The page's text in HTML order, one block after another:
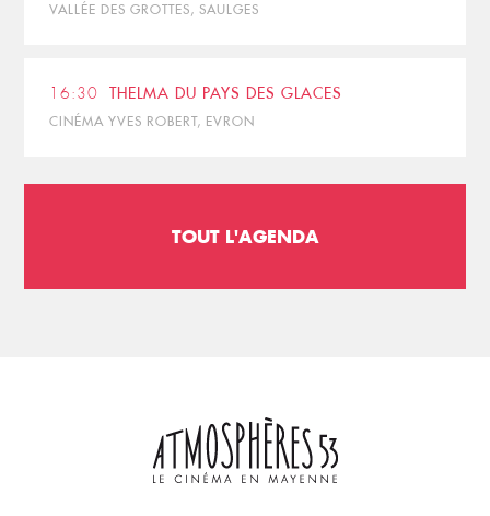
VALLÉE DES GROTTES, SAULGES
16:30 THELMA DU PAYS DES GLACES
CINÉMA YVES ROBERT, EVRON
TOUT L'AGENDA